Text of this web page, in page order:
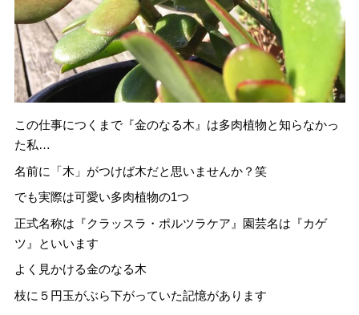
この仕事につくまで『金のなる木』は多肉植物と知らなかっ
た私…
名前に「木」がつけば木だと思いませんか？笑
でも実際は可愛い多肉植物の1つ
正式名称は『クラッスラ・ポルツラケア』園芸名は『カゲ
ツ』といいます
よく見かける金のなる木
枝に５円玉がぶら下がっていた記憶があります